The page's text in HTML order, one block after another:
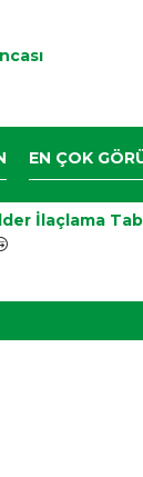
EN ÇOK